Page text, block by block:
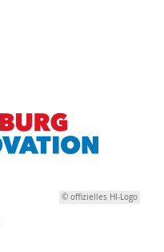
© offizielles HI-Logo